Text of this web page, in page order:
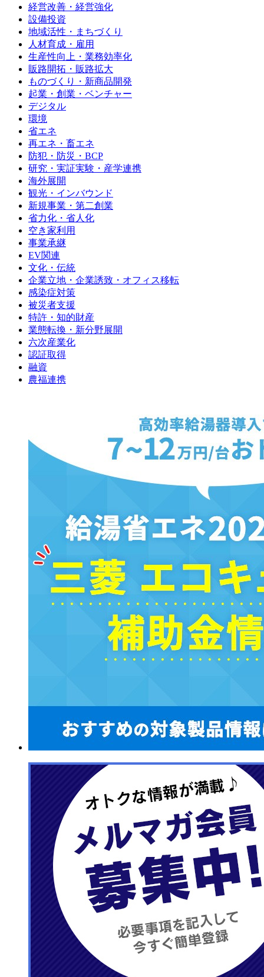
経営改善・経営強化
設備投資
地域活性・まちづくり
人材育成・雇用
生産性向上・業務効率化
販路開拓・販路拡大
ものづくり・新商品開発
起業・創業・ベンチャー
デジタル
環境
省エネ
再エネ・畜エネ
防犯・防災・BCP
研究・実証実験・産学連携
海外展開
観光・インバウンド
新規事業・第二創業
省力化・省人化
空き家利用
事業承継
EV関連
文化・伝統
企業立地・企業誘致・オフィス移転
感染症対策
被災者支援
特許・知的財産
業態転換・新分野展開
六次産業化
認証取得
融資
農福連携